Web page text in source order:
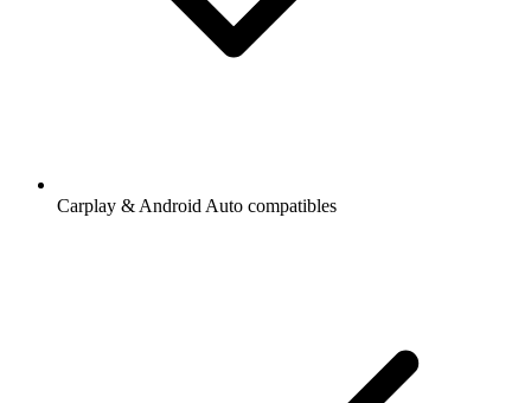
Carplay & Android Auto compatibles